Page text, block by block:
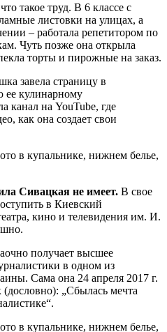
такое труд. В 6 классе с
листовки на улицах, а
– работала репетитором по
Чуть позже она открыла
торты и пирожные на заказ.
завела страницу в
ее кулинарному
канал на YouTube, где
как она создает свои
Сивацкая не имеет. В свое
в Киевский
кино и телевидения им. И.
получает высшее
в одном из
Сама она 24 апреля 2017 г.
(дословно): „Сбылась мечта